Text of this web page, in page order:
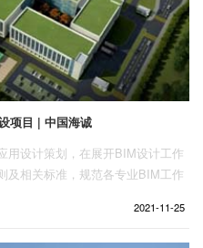
项目 | 中国海诚
用设计策划，在展开BIM设计工作
及相关标准，规范各专业BIM工作
2021-11-25